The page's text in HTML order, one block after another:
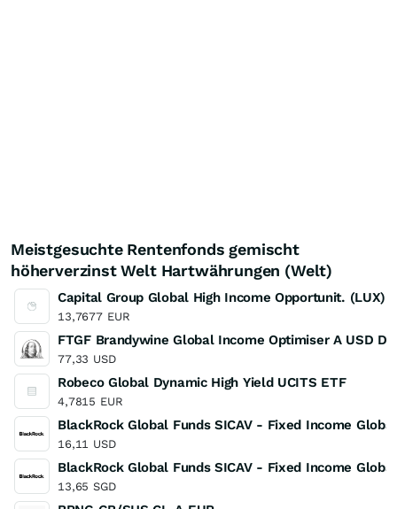
Meistgesuchte Rentenfonds gemischt
höherverzinst Welt Hartwährungen (Welt)
Capital Group Global High Income Opportunit. (LUX)
13,7677 EUR
FTGF Brandywine Global Income Optimiser A USD
77,33 USD
Robeco Global Dynamic High Yield UCITS ETF
4,7815 EUR
BlackRock Global Funds SICAV - Fixed Income
16,11 USD
BlackRock Global Funds SICAV - Fixed Income
13,65 SGD